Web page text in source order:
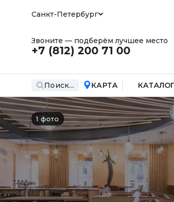
Санкт-Петербург
Звоните — подберём лучшее место
+7 (812) 200 71 00
Поиск... КАРТА
1 фото